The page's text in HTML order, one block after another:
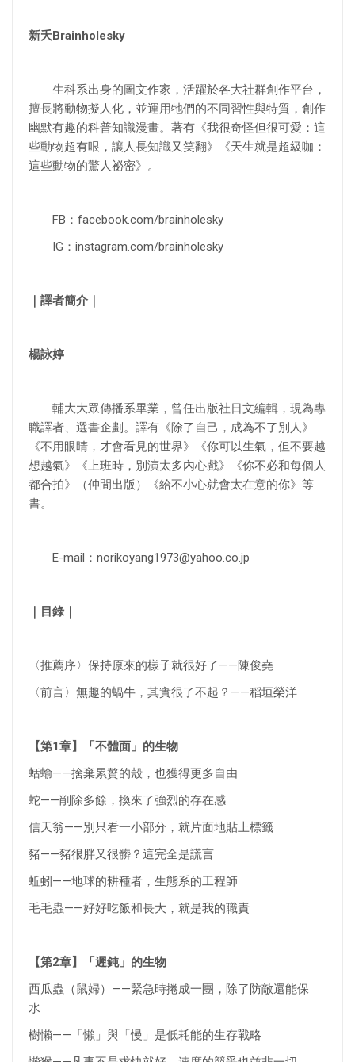
新夭Brainholesky
生科系出身的圖文作家，活躍於各大社群創作平台，
擅長將動物擬人化，並運用牠們的不同習性與特質，創作
幽默有趣的科普知識漫畫。著有《我很奇怪但很可愛：這
些動物超有哏，讓人長知識又笑翻》《天生就是超級咖：
這些動物的驚人祕密》。
FB：facebook.com/brainholesky
IG：instagram.com/brainholesky
｜譯者簡介｜
楊詠婷
輔大大眾傳播系畢業，曾任出版社日文編輯，現為專
職譯者、選書企劃。譯有《除了自己，成為不了別人》
《不用眼睛，才會看見的世界》《你可以生氣，但不要越
想越氣》《上班時，別演太多內心戲》《你不必和每個人
都合拍》（仲間出版）《給不小心就會太在意的你》等
書。
E-mail： norikoyang1973@yahoo.co.jp
｜目錄｜
〈推薦序〉保持原來的樣子就很好了——陳俊堯
〈前言〉無趣的蝸牛，其實很了不起？——稻垣榮洋
【第1章】「不體面」的生物
蛞蝓——捨棄累贅的殼，也獲得更多自由
蛇——削除多餘，換來了強烈的存在感
信天翁——別只看一小部分，就片面地貼上標籤
豬——豬很胖又很髒？這完全是謊言
蚯蚓——地球的耕種者，生態系的工程師
毛毛蟲——好好吃飯和長大，就是我的職責
【第2章】「遲鈍」的生物
西瓜蟲（鼠婦）——緊急時捲成一團，除了防敵還能保
水
樹懶——「懶」與「慢」是低耗能的生存戰略